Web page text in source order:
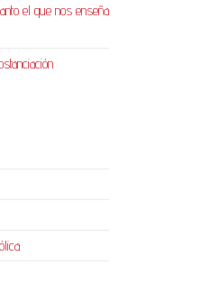
el que nos enseña